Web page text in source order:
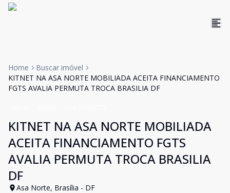
Home
Buscar imóvel
KITNET NA ASA NORTE MOBILIADA ACEITA FINANCIAMENTO
FGTS AVALIA PERMUTA TROCA BRASILIA DF
KITNET NA ASA NORTE MOBILIADA
ACEITA FINANCIAMENTO FGTS
AVALIA PERMUTA TROCA BRASILIA
DF
Asa Norte, Brasília - DF